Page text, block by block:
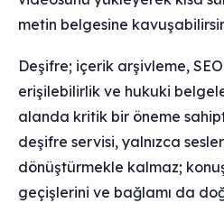
metin belgesine
Deşifre; içerik arşivleme,
erişilebilirlik ve hukuki
alanda kritik bir öneme
deşifre servisi, yalnızca
dönüştürmekle kalmaz;
geçişlerini ve bağlamı da